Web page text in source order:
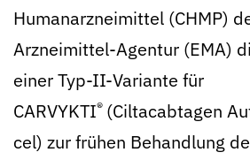
Humanarzneimittel (CHMP)
Arzneimittel-Agentur (EMA)
einer Typ-II-Variante für
CARVYKTI® (Ciltacabtagen
cel) zur frühen Behandlung